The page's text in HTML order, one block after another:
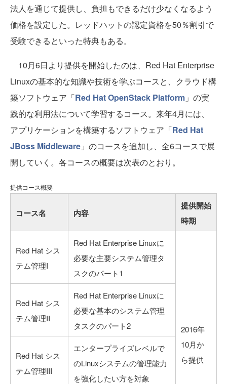
法人を通じて提供し、負担もできるだけ少なくなるよう
価格を設定した。レッドハットの認定資格を50％割引で
受験できるといった特典もある。
10月6日より提供を開始したのは、Red Hat Enterprise
Linuxの基本的な知識や技術を学ぶコースと、クラウド構
築ソフトウェア「Red Hat OpenStack Platform 」の実
践的な利用法について学習するコース。来年4月には、
アプリケーションを構築するソフトウェア「Red Hat
JBoss Middleware 」のコースを追加し、全6コースで展
開していく。各コースの概要は次表のとおり。
提供コース概要
コース名 内容
提供開始
時期
Red Hat シス
テム管理I
Red Hat Enterprise Linuxに
必要な主要システム管理タ
スクのパート1
2016年
10月か
ら提供
Red Hat シス
テム管理II
Red Hat Enterprise Linuxに
必要な基本のシステム管理
タスクのパート2
Red Hat シス
テム管理III
エンタープライズレベルで
のLinuxシステムの管理能力
を強化したい方を対象